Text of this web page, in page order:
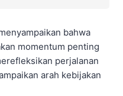
bahwa
momentum penting
perjalanan
arah kebijakan